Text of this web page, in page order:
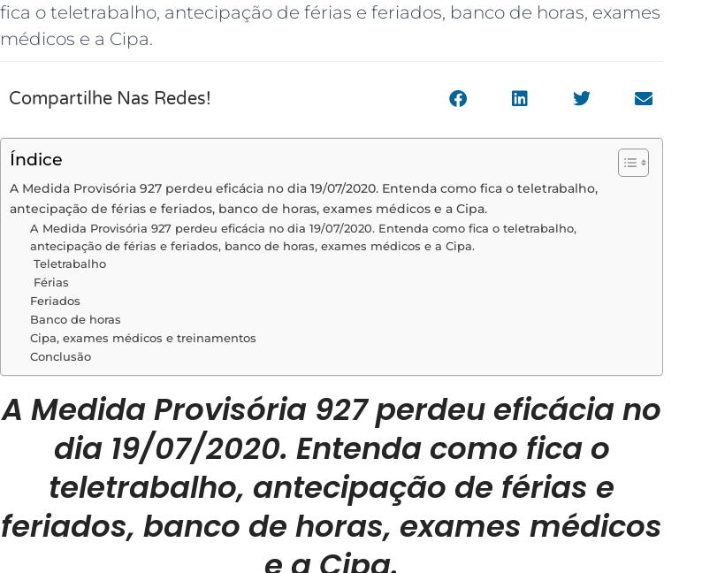
fica o teletrabalho, antecipação de férias e feriados, banco de horas, exames
médicos e a Cipa.
Compartilhe Nas Redes!
Índice
A Medida Provisória 927 perdeu eficácia no dia 19/07/2020. Entenda como fica o teletrabalho,
antecipação de férias e feriados, banco de horas, exames médicos e a Cipa.
A Medida Provisória 927 perdeu eficácia no dia 19/07/2020. Entenda como fica o teletrabalho,
antecipação de férias e feriados, banco de horas, exames médicos e a Cipa.
Teletrabalho
Férias
Feriados
Banco de horas
Cipa, exames médicos e treinamentos
Conclusão
A Medida Provisória 927 perdeu eficácia no
dia 19/07/2020. Entenda como fica o
teletrabalho, antecipação de férias e
feriados, banco de horas, exames médicos